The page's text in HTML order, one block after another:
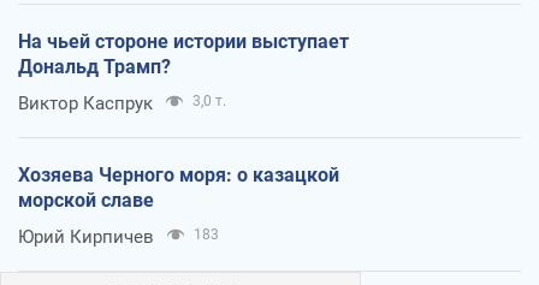
На чьей стороне истории выступает
Дональд Трамп?
Виктор Каспрук 3,0 т.
Хозяева Черного моря: о казацкой
морской славе
Юрий Кирпичев 183